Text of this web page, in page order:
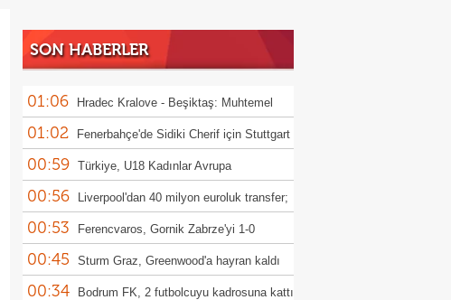
SON HABERLER
01:06 Hradec Kralove - Beşiktaş: Muhtemel
11'ler
01:02 Fenerbahçe'de Sidiki Cherif için Stuttgart
iddiası!
00:59 Türkiye, U18 Kadınlar Avrupa
Şampiyonası'nda Sırbistan'a 70-67 yenildi
00:56 Liverpool'dan 40 milyon euroluk transfer;
Victor Munoz
00:53 Ferencvaros, Gornik Zabrze'yi 1-0
mağlup etti
00:45 Sturm Graz, Greenwood'a hayran kaldı
00:34 Bodrum FK, 2 futbolcuyu kadrosuna kattı